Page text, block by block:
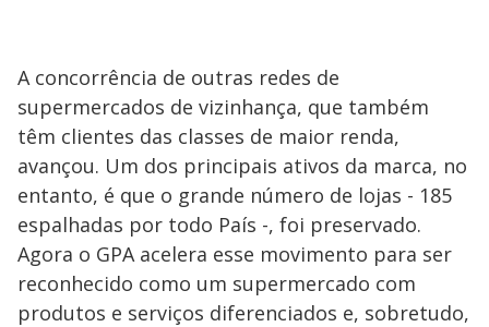
A concorrência de outras redes de
supermercados de vizinhança, que também
têm clientes das classes de maior renda,
avançou. Um dos principais ativos da marca, no
entanto, é que o grande número de lojas - 185
espalhadas por todo País -, foi preservado.
Agora o GPA acelera esse movimento para ser
reconhecido como um supermercado com
produtos e serviços diferenciados e, sobretudo,